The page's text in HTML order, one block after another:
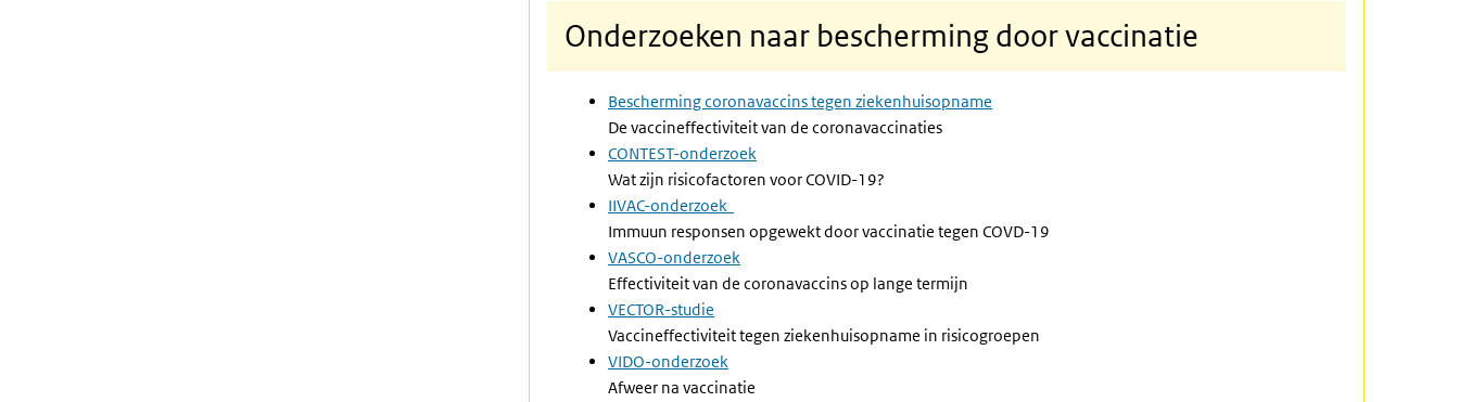
Onderzoeken naar bescherming door vaccinatie
Bescherming coronavaccins tegen ziekenhuisopname
De vaccineffectiviteit van de coronavaccinaties
CONTEST-onderzoek
Wat zijn risicofactoren voor COVID-19?
IIVAC-onderzoek
Immuun responsen opgewekt door vaccinatie tegen COVD-19
VASCO-onderzoek
Effectiviteit van de coronavaccins op lange termijn
VECTOR-studie
Vaccineffectiviteit tegen ziekenhuisopname in risicogroepen
VIDO-onderzoek
Afweer na vaccinatie